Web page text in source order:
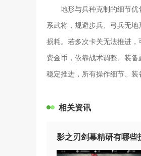
地形与兵种克制的细节
系武将，规避步兵、弓兵无
损耗。若多次卡关无法推进
费金币，依靠战术调整、装
稳定推进，所有操作细节、装
相关资讯
影之刃剑幕精研有哪些